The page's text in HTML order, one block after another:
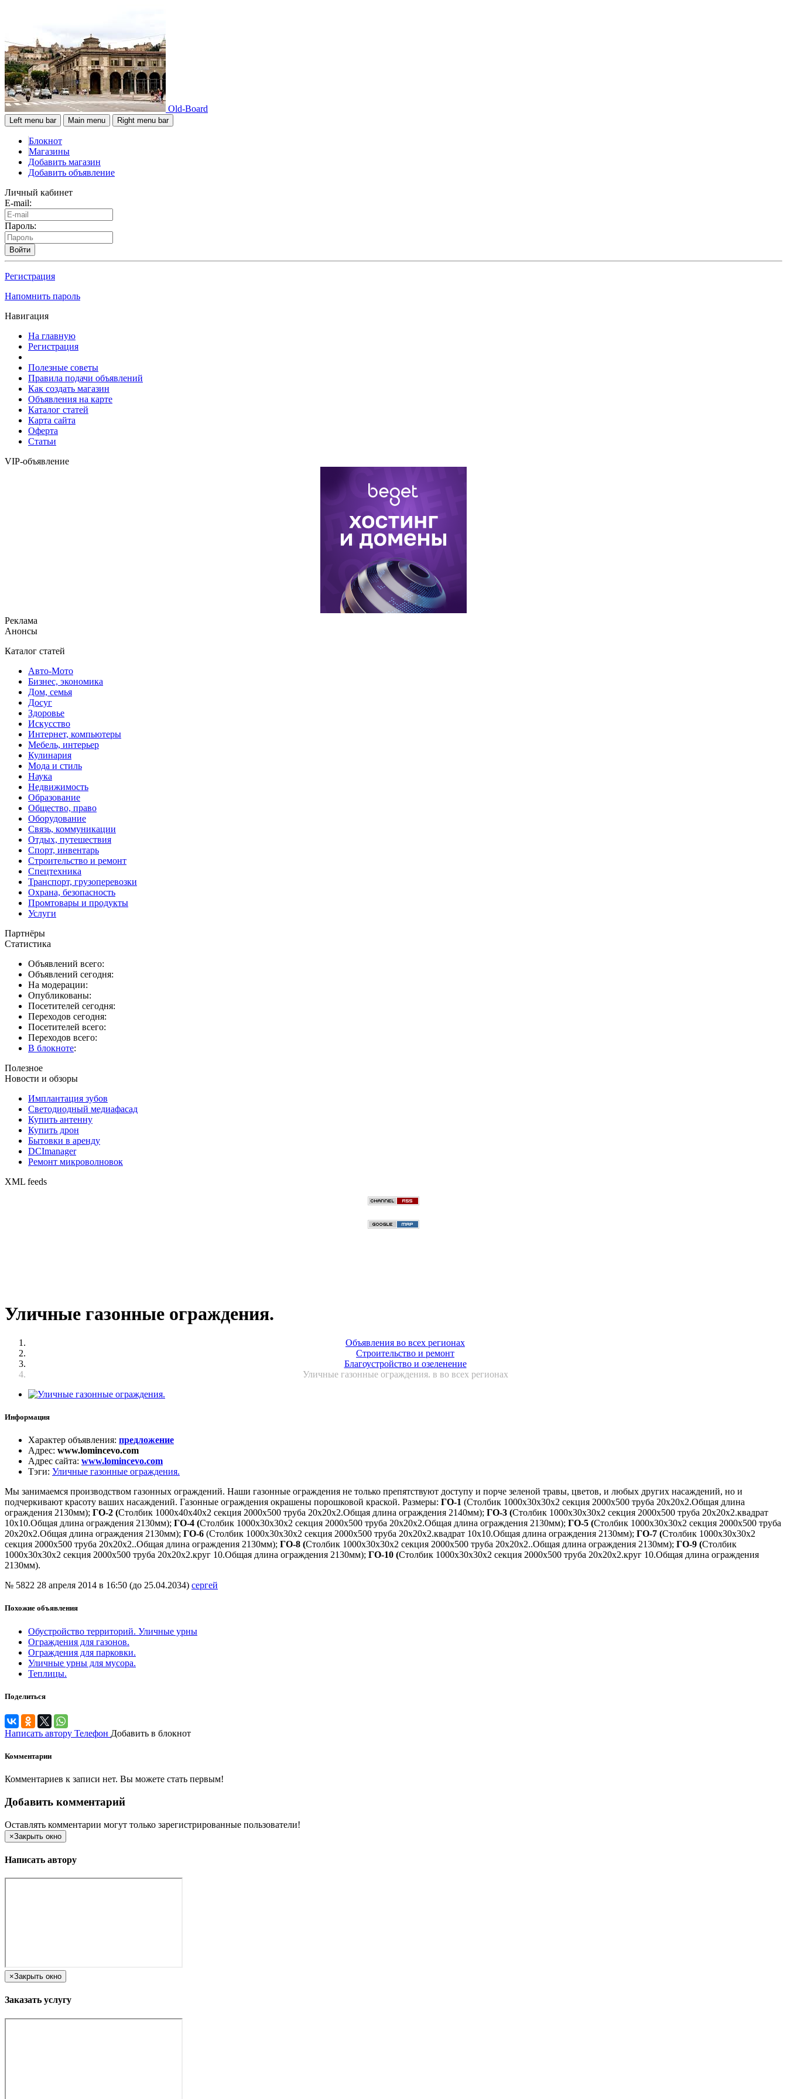
Old-Board
Left menu bar Main menu Right menu bar
Блокнот
Магазины
Добавить магазин
Добавить объявление
Личный кабинет
E-mail:
Пароль:
Войти
Регистрация
Напомнить пароль
Навигация
На главную
Регистрация
Полезные советы
Правила подачи объявлений
Как создать магазин
Объявления на карте
Каталог статей
Карта сайта
Оферта
Статьи
VIP-объявление
Реклама
Анонсы
Каталог статей
Авто-Мото
Бизнес, экономика
Дом, семья
Досуг
Здоровье
Искусство
Интернет, компьютеры
Мебель, интерьер
Кулинария
Мода и стиль
Наука
Недвижимость
Образование
Общество, право
Оборудование
Связь, коммуникации
Отдых, путешествия
Спорт, инвентарь
Строительство и ремонт
Спецтехника
Транспорт, грузоперевозки
Охрана, безопасность
Промтовары и продукты
Услуги
Партнёры
Статистика
Объявлений всего:
Объявлений сегодня:
На модерации:
Опубликованы:
Посетителей сегодня:
Переходов сегодня:
Посетителей всего:
Переходов всего:
В блокноте:
Полезное
Новости и обзоры
Имплантация зубов
Светодиодный медиафасад
Купить антенну
Купить дрон
Бытовки в аренду
DCImanager
Ремонт микроволновок
XML feeds
Уличные газонные ограждения.
Объявления во всех регионах
Строительство и ремонт
Благоустройство и озеленение
Уличные газонные ограждения. в во всех регионах
Информация
Характер объявления: предложение
Адрес: www.lomincevo.com
Адрес сайта: www.lomincevo.com
Тэги: Уличные газонные ограждения.
Мы занимаемся производством газонных ограждений. Наши газонные ограждения не только препятствуют доступу и порче зеленой травы, цветов, и любых других насаждений, но и
подчеркивают красоту ваших насаждений. Газонные ограждения окрашены порошковой краской. Размеры: ГО-1 (Столбик 1000х30х30х2 секция 2000х500 труба 20х20х2.Общая длина
ограждения 2130мм); ГО-2 (Столбик 1000х40х40х2 секция 2000х500 труба 20х20х2.Общая длина ограждения 2140мм); ГО-3 (Столбик 1000х30х30х2 секция 2000х500 труба 20х20х2.квадрат
10х10.Общая длина ограждения 2130мм); ГО-4 (Столбик 1000х30х30х2 секция 2000х500 труба 20х20х2.Общая длина ограждения 2130мм); ГО-5 (Столбик 1000х30х30х2 секция 2000х500 труба
20х20х2.Общая длина ограждения 2130мм); ГО-6 (Столбик 1000х30х30х2 секция 2000х500 труба 20х20х2.квадрат 10х10.Общая длина ограждения 2130мм); ГО-7 (Столбик 1000х30х30х2
секция 2000х500 труба 20х20х2..Общая длина ограждения 2130мм); ГО-8 (Столбик 1000х30х30х2 секция 2000х500 труба 20х20х2..Общая длина ограждения 2130мм); ГО-9 (Столбик
1000х30х30х2 секция 2000х500 труба 20х20х2.круг 10.Общая длина ограждения 2130мм); ГО-10 (Столбик 1000х30х30х2 секция 2000х500 труба 20х20х2.круг 10.Общая длина ограждения
2130мм).
№ 5822 28 апреля 2014 в 16:50 (до 25.04.2034) сергей
Похожие объявления
Обустройство территорий. Уличные урны
Ограждения для газонов.
Ограждения для парковки.
Уличные урны для мусора.
Теплицы.
Поделиться
Написать автору Телефон Добавить в блокнот
Комментарии
Комментариев к записи нет. Вы можете стать первым!
Добавить комментарий
Оставлять комментарии могут только зарегистрированные пользователи!
×Закрыть окно
Написать автору
×Закрыть окно
Заказать услугу